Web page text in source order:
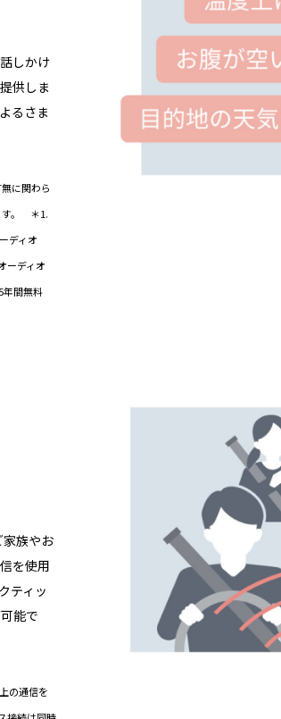
しかけ
供しま
るさま
に関わら
す。 ＊1.
ディオ
ーディオ
年間無料
族やお
を使用
ティッ
能で
の通信を